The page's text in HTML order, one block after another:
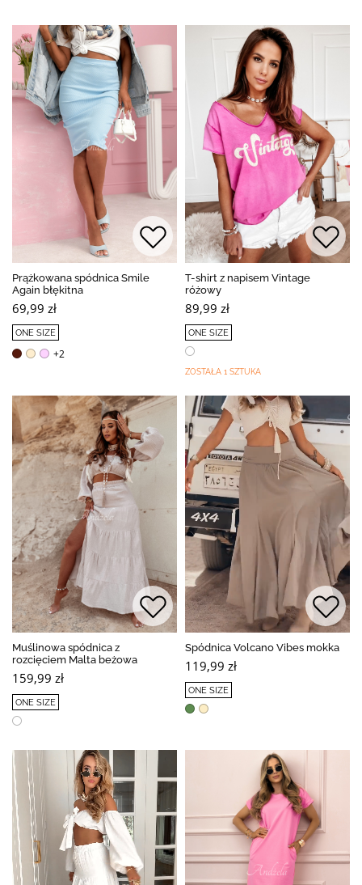
Prążkowana spódnica Smile
Again błękitna
69,99 zł
ONE SIZE
+2
T-shirt z napisem Vintage
różowy
89,99 zł
ONE SIZE
ZOSTAŁA 1 SZTUKA
Muślinowa spódnica z
rozcięciem Malta beżowa
159,99 zł
ONE SIZE
Spódnica Volcano Vibes mokka
119,99 zł
ONE SIZE